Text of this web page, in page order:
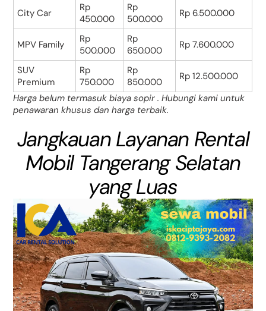
City Car
Rp
450.000
Rp
500.000
Rp 6.500.000
MPV Family
Rp
500.000
Rp
650.000
Rp 7.600.000
SUV
Premium
Rp
750.000
Rp
850.000
Rp 12.500.000
Harga belum termasuk biaya sopir . Hubungi kami untuk
penawaran khusus dan harga terbaik.
Jangkauan Layanan Rental
Mobil Tangerang Selatan
yang Luas